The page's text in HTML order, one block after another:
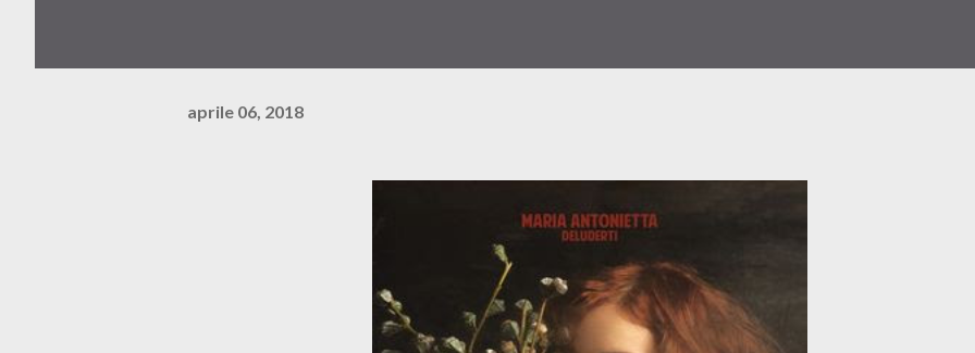
aprile 06, 2018